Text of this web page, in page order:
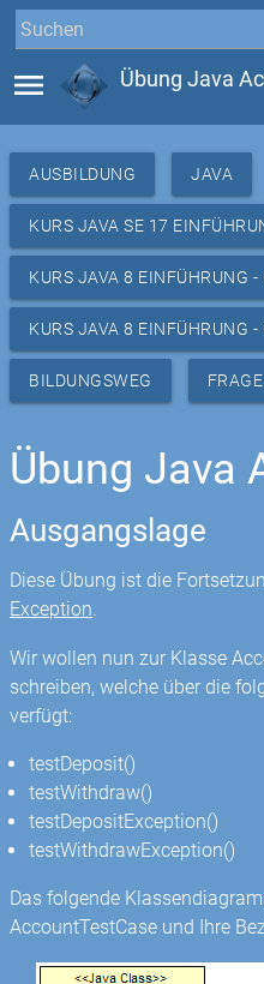
menu Übung Java
AUSBILDUNG JAVA
KURS JAVA SE 17
KURS JAVA 8 EINFÜHRUNG -
KURS JAVA 8 EINFÜHRUNG
BILDUNGSWEG
Übung Java
Ausgangslage
Diese Übung ist die
Exception.
Wir wollen nun zur Klasse
schreiben, welche über die
verfügt:
testDeposit()
testWithdraw()
testDepositException()
testWithdrawException()
Das folgende
AccountTestCase und Ihre